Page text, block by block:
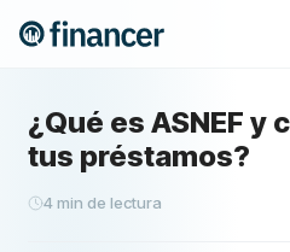
¿Qué es ASNEF y
tus préstamos?
4 min de lectura